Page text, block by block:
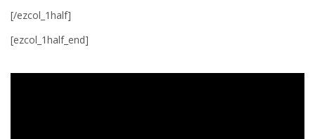
[/ezcol_1half]
[ezcol_1half_end]